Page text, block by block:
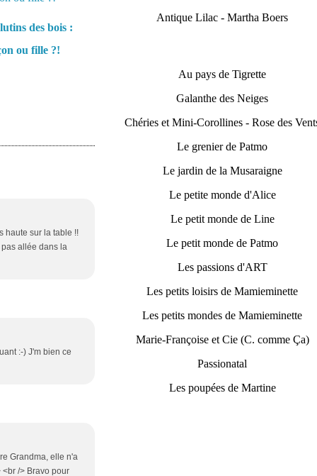
des bois :
ou fille ?!
haute sur la table !!
pas allée dans la
:-) J'm bien ce
Grandma, elle n'a
/> Bravo pour
Antique Lilac - Martha Boers
Au pays de Tigrette
Galanthe des Neiges
Chéries et Mini-Corollines - Rose des
Le grenier de Patmo
Le jardin de la Musaraigne
Le petite monde d'Alice
Le petit monde de Line
Le petit monde de Patmo
Les passions d'ART
Les petits loisirs de Mamieminette
Les petits mondes de Mamieminette
Marie-Françoise et Cie (C. comme Ça)
Passionatal
Les poupées de Martine